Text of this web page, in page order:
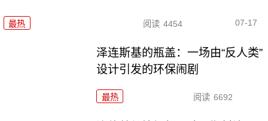
最热 阅读 4454 07-17
泽连斯基的瓶盖：一场由“反人类”
设计引发的环保闹剧
最热 阅读 6692